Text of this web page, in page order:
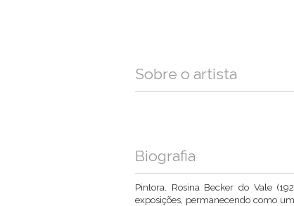
Sobre o artista
Biografia
Pintora. Rosina Becker do Vale
exposições, permanecendo como